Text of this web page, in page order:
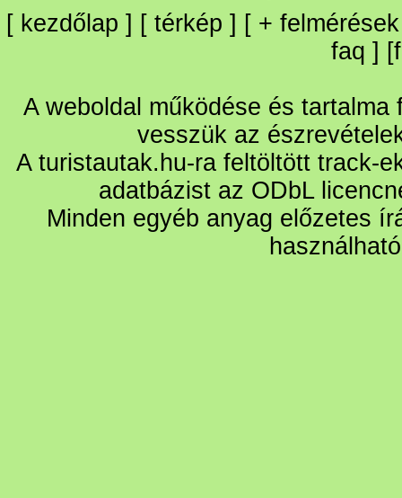
[ kezdőlap ] [ térkép ] [ + felmérések
faq ] [
A weboldal működése és
vesszük az
A turistautak.hu-ra feltöltött track-
adatbázist az ODbL
Minden egyéb anyag előzetes